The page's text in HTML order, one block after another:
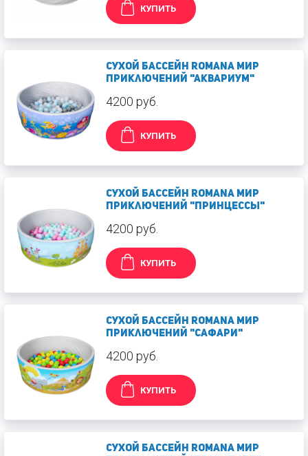
КУПИТЬ
Сухой бассейн Romana Мир
приключений "Аквариум"
4200 руб.
КУПИТЬ
Сухой бассейн Romana Мир
приключений "Принцессы"
4200 руб.
КУПИТЬ
Сухой бассейн Romana Мир
приключений "Сафари"
4200 руб.
КУПИТЬ
Сухой бассейн Romana Мир